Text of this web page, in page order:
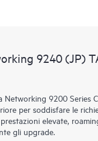
9240 (JP)
9200 Series
per soddisfare le
elevate,
gli upgrade.